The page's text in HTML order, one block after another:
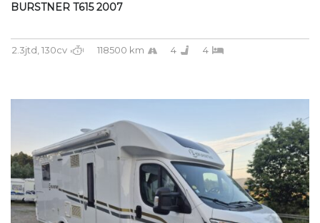
BURSTNER T615 2007
2.3jtd, 130cv 118500 km 4 4